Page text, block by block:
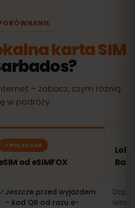
karta SIM
– zobacz, czym różnią
w podróży.
POLECANE
od eSIMFOX
Jeszcze przed wyjazdem
– kod QR od razu e-